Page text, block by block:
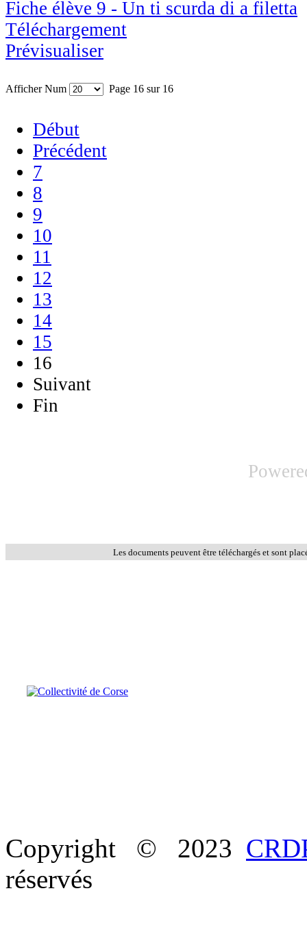
Fiche élève 9 - Un ti scurda di a filetta
Téléchargement
Prévisualiser
Afficher Num Page 16 sur 16
Début
Précédent
7
8
9
10
11
12
13
14
15
16
Suivant
Fin
Les documents peuvent être téléchargés et sont
Copyright © 2023
réservés